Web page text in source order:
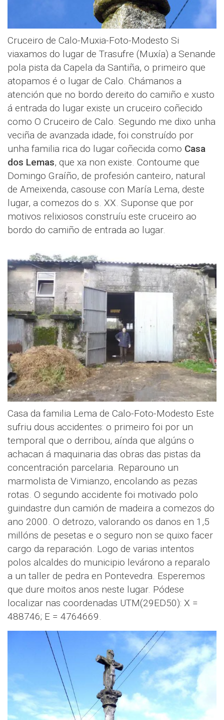
Cruceiro de Calo-Muxia-Foto-Modesto Si
viaxamos do lugar de Trasufre (Muxía) a Senande
pola pista da Capela da Santiña, o primeiro que
atopamos é o lugar de Calo. Chámanos a
atención que no bordo dereito do camiño e xusto
á entrada do lugar existe un cruceiro coñecido
como O Cruceiro de Calo. Segundo me dixo unha
veciña de avanzada idade, foi construído por
unha familia rica do lugar coñecida como Casa
dos Lemas, que xa non existe. Contoume que
Domingo Graíño, de profesión canteiro, natural
de Ameixenda, casouse con María Lema, deste
lugar, a comezos do s. XX. Suponse que por
motivos relixiosos construíu este cruceiro ao
bordo do camiño de entrada ao lugar.
Casa da familia Lema de Calo-Foto-Modesto Este
sufriu dous accidentes: o primeiro foi por un
temporal que o derribou, aínda que algúns o
achacan á maquinaria das obras das pistas da
concentración parcelaria. Reparouno un
marmolista de Vimianzo, encolando as pezas
rotas. O segundo accidente foi motivado polo
guindastre dun camión de madeira a comezos do
ano 2000. O detrozo, valorando os danos en 1,5
millóns de pesetas e o seguro non se quixo facer
cargo da reparación. Logo de varias intentos
polos alcaldes do municipio levárono a reparalo
a un taller de pedra en Pontevedra. Esperemos
que dure moitos anos neste lugar. Pódese
localizar nas coordenadas UTM(29ED50): X =
488746; E = 4764669.